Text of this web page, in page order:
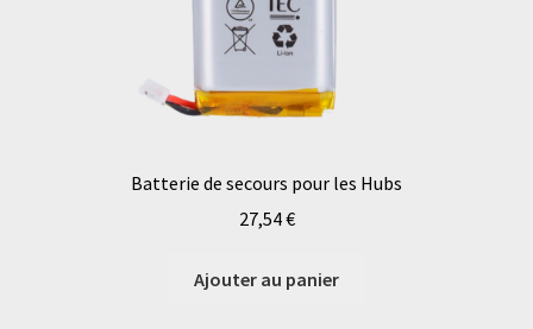
Batterie de secours pour les Hubs
27,54€
Ajouter au panier